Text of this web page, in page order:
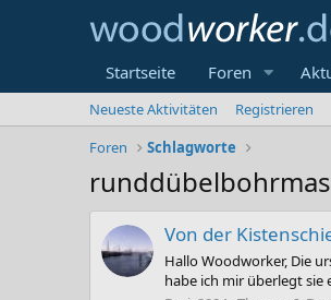
Startseite Foren
Neueste Aktivitäten
Registrieren
Foren
Schlagworte
Von der
Hallo Woodworker, Die
habe ich mir überlegt sie